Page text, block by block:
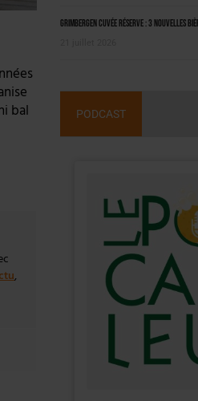
bal
,
Grimbergen Cuvée Réserve : 3 nouvelles
PODCAST